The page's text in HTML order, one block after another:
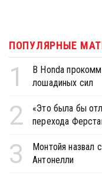
ПОПУЛЯРНЫЕ
1
В Honda
лошадиных сил
2
«Это была бы
перехода
3
Монтойя назвал
Антонелли